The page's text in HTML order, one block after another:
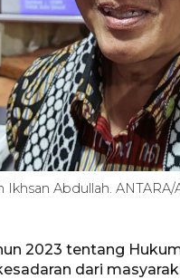
Abdullah. ANTARA/
2023 tentang
dari